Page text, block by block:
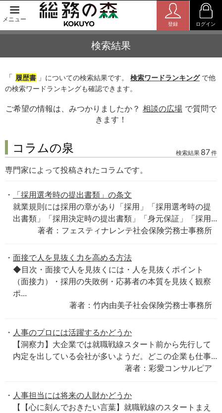
メニュー
登録 ログイン
検索結果
「 履歴書 」についての検索結果です。 検索ワードランキングで他
の検索ワードランキングも確認できます。
ご希望の情報は、みつかりましたか？ 相談の広場 で質問で
きます！
コラムの泉 検索結果 87件
専門家によって投稿されたコラムです。
「採用選考時の提出書類」の条文
就業規則には採用の章があり「採用」「採用選考時の提
出書類」「採用決定時の提出書類」「身元保証」「採用...
著者：フェスティナレンテ社会保険労務士事務所
面接で人を見抜く力を高める方法
◆目次・面接で人を見抜くには・人を見抜くポイント
（面接力）・採用の失敗例・応募者の本質を見抜く観察
ポ...
著者：竹内由美子社会保険労務士事務所
人事のプロには活躍するかどうか
【洞察力】大企業では就職戦線スタート前から先行して
内定を出している会社が多いようだ。どこの企業も仕事...
著者：彩愛コンサルピア
人事担当には将来の人財かどうか
【【心に刻んでおきたい言葉】就職戦線のスタートまえ